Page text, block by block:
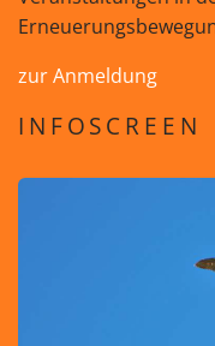
zur Anmeldung
INFOSCREEN